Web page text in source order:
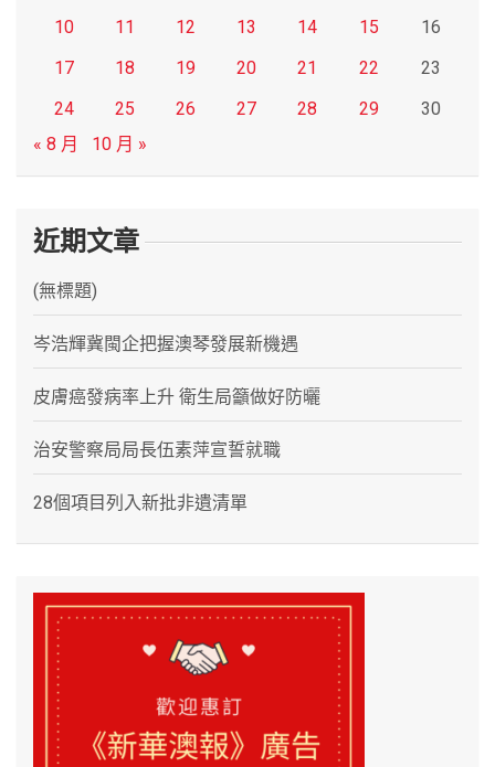
10 11 12 13 14 15
16
17
18 19 20 21 22
23
24
25 26 27 28 29
30
« 8 月
10 月 »
近期文章
(無標題)
岑浩輝冀閩企把握澳琴發展新機遇
皮膚癌發病率上升 衛生局籲做好防曬
治安警察局局長伍素萍宣誓就職
28個項目列入新批非遺清單